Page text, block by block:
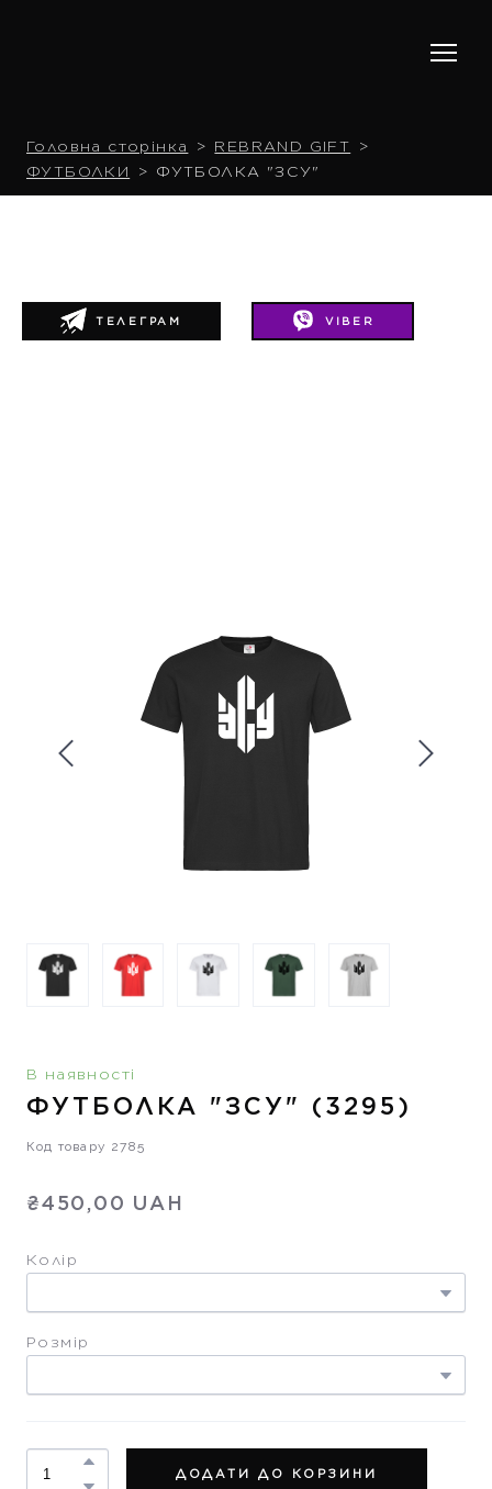
Головна сторінка
REBRAND GIFT
ФУТБОЛКИ
ФУТБОЛКА "ЗСУ"
VIBER
ТЕЛЕГРАМ
В наявності
ФУТБОЛКА "ЗСУ" (3295)
Код товару 2785
₴450,00 UAH
Колір
Розмір
ДОДАТИ ДО КОРЗИНИ